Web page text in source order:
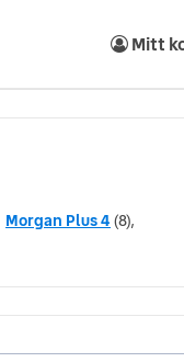
Mitt
Morgan Plus 4 (8),